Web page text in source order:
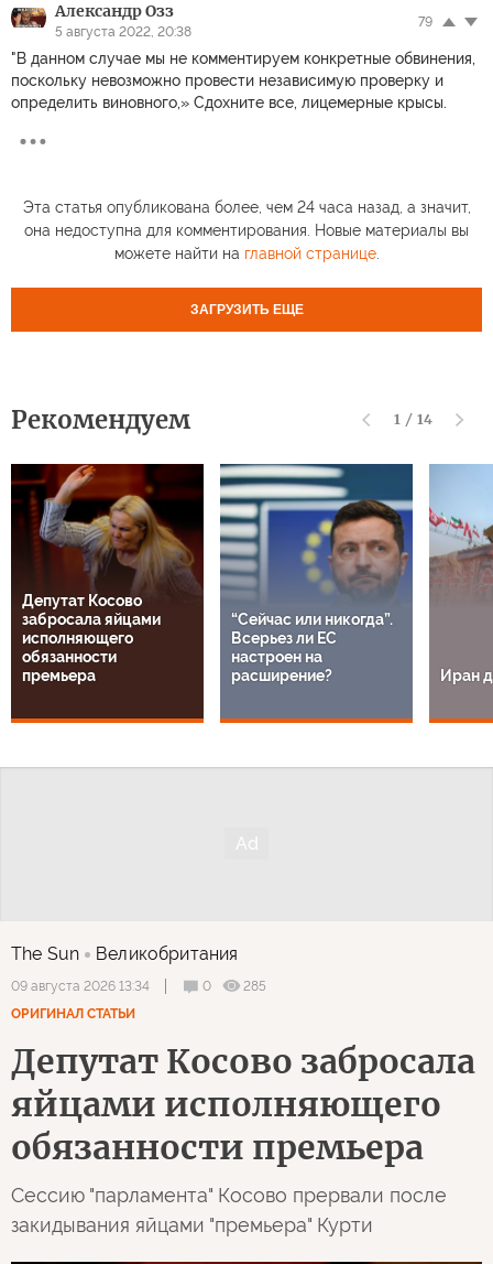
Александр Озз
5 августа 2022, 20:38
79
"В данном случае мы не комментируем конкретные обвинения,
поскольку невозможно провести независимую проверку и
определить виновного,» Сдохните все, лицемерные крысы.
Эта статья опубликована более, чем 24 часа назад, а значит,
она недоступна для комментирования. Новые материалы вы
можете найти на главной странице.
ЗАГРУЗИТЬ ЕЩЕ
Рекомендуем 1 / 14
Депутат Косово
забросала яйцами
исполняющего
обязанности
премьера
“Сейчас или никогда”.
Всерьез ли ЕС
настроен на
расширение?
Иран
The Sun Великобритания
09 августа 2026 13:34 0
285
ОРИГИНАЛ СТАТЬИ
Депутат Косово забросала
яйцами исполняющего
обязанности премьера
Сессию "парламента" Косово прервали после
закидывания яйцами "премьера" Курти